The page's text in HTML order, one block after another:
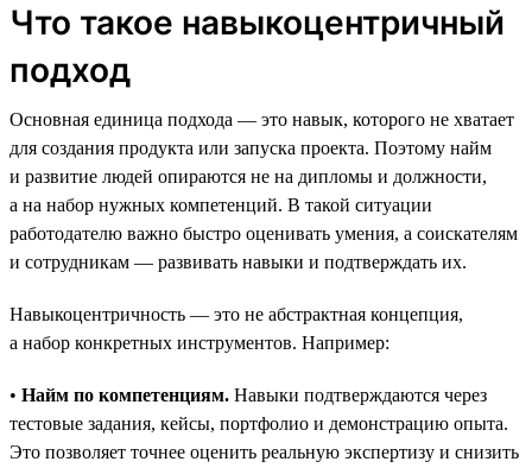
Что такое навыкоцентричный
подход
Основная единица подхода — это навык, которого не хватает
для создания продукта или запуска проекта. Поэтому найм
и развитие людей опираются не на дипломы и должности,
а на набор нужных компетенций. В такой ситуации
работодателю важно быстро оценивать умения, а соискателям
и сотрудникам — развивать навыки и подтверждать их.
Навыкоцентричность — это не абстрактная концепция,
а набор конкретных инструментов. Например:
• Найм по компетенциям. Навыки подтверждаются через
тестовые задания, кейсы, портфолио и демонстрацию опыта.
Это позволяет точнее оценить реальную экспертизу и снизить